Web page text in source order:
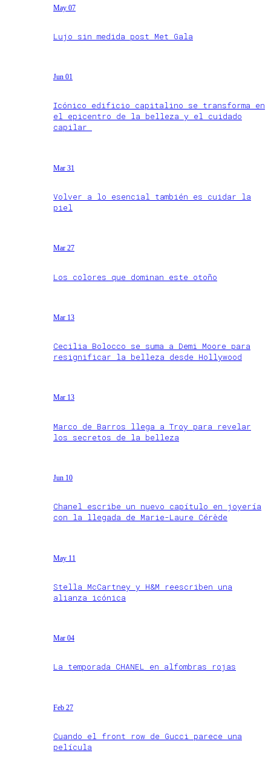
May 07
Lujo sin medida post Met Gala
Jun 01
Icónico edificio capitalino se transforma en
el epicentro de la belleza y el cuidado
capilar
Mar 31
Volver a lo esencial también es cuidar la
piel
Mar 27
Los colores que dominan este otoño
Mar 13
Cecilia Bolocco se suma a Demi Moore para
resignificar la belleza desde Hollywood
Mar 13
Marco de Barros llega a Troy para revelar
los secretos de la belleza
Jun 10
Chanel escribe un nuevo capítulo en joyería
con la llegada de Marie-Laure Cérède
May 11
Stella McCartney y H&M reescriben una
alianza icónica
Mar 04
La temporada CHANEL en alfombras rojas
Feb 27
Cuando el front row de Gucci parece una
película